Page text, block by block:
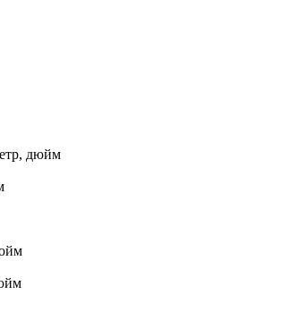
дюйм